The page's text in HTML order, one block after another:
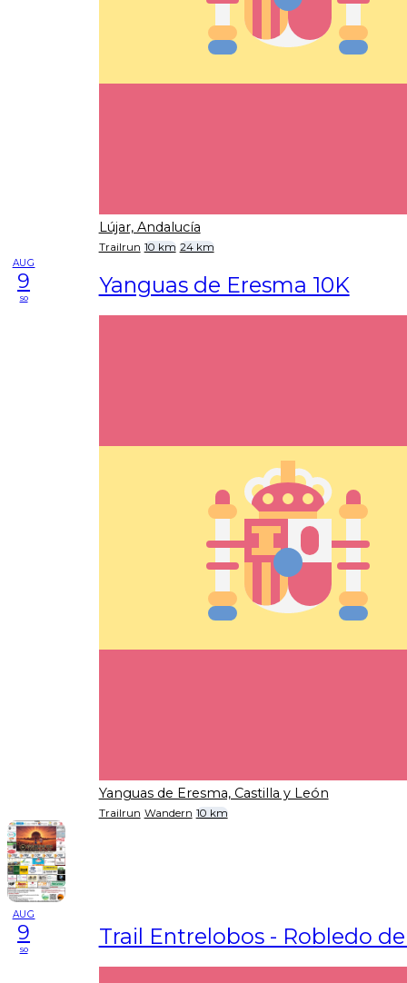
Lújar, Andalucía
Trailrun 10 km 24 km
AUG
9
so Yanguas de Eresma 10K
Yanguas de Eresma, Castilla y León
Trailrun Wandern 10 km
AUG
9
so Trail Entrelobos - Robledo